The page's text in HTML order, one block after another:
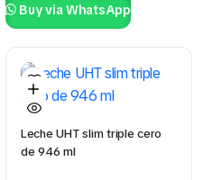
Buy via WhatsApp
Leche UHT slim triple cero
de 946 ml